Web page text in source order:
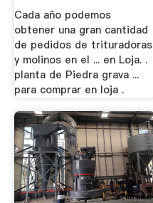
Cada año podemos
obtener una gran cantidad
de pedidos de trituradoras
y molinos en el ... en Loja. .
planta de Piedra grava ...
para comprar en loja .